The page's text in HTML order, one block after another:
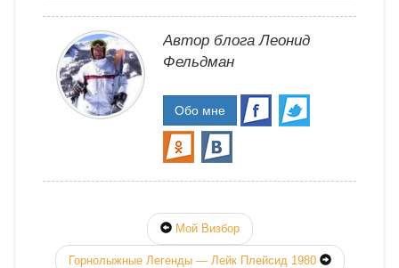
Автор блога Леонид
Фельдман
Обо мне
Мой Визбор
Горнолыжные Легенды — Лейк Плейсид 1980